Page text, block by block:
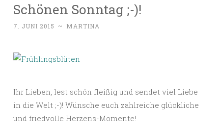
Schönen Sonntag ;-)!
7. JUNI 2015 ~ MARTINA
Ihr Lieben, lest schön fleißig und sendet viel Liebe
in die Welt ;-)! Wünsche euch zahlreiche glückliche
und friedvolle Herzens-Momente!